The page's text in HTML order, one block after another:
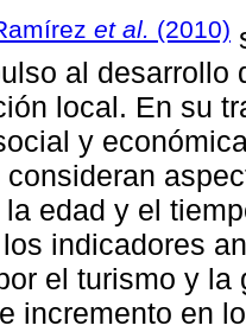
et al. (2010)
al desarrollo
local. En su
y
consideran
edad y el
indicadores
el turismo y
incremento en